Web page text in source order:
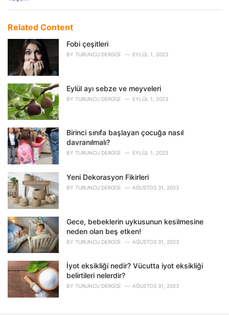
e
e
:
Related Content
Fobi çeşitleri
BY TURUNCU DERGISI EYLÜL 1, 2023
Eylül ayı sebze ve meyveleri
BY TURUNCU DERGISI EYLÜL 1, 2023
Birinci sınıfa başlayan çocuğa nasıl
davranılmalı?
BY TURUNCU DERGISI EYLÜL 1, 2023
Yeni Dekorasyon Fikirleri
BY TURUNCU DERGISI AĞUSTOS 31, 2023
Gece, bebeklerin uykusunun kesilmesine
neden olan beş etken!
BY TURUNCU DERGISI AĞUSTOS 31, 2023
İyot eksikliği nedir? Vücutta iyot eksikliği
belirtileri nelerdir?
BY TURUNCU DERGISI AĞUSTOS 31, 2023